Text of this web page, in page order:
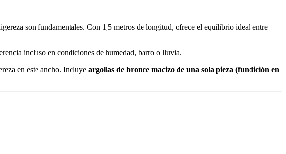
son fundamentales. Con 1,5 metros de longitud, ofrece el equilibrio ideal entre
incluso en condiciones de humedad, barro o lluvia.
en este ancho. Incluye argollas de bronce macizo de una sola pieza (fundición en